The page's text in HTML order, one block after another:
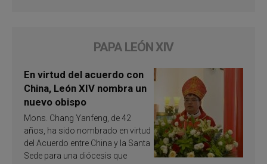
PAPA LEÓN XIV
En virtud del acuerdo con
China, León XIV nombra un
nuevo obispo
Mons. Chang Yanfeng, de 42
años, ha sido nombrado en virtud
del Acuerdo entre China y la Santa
Sede para una diócesis que